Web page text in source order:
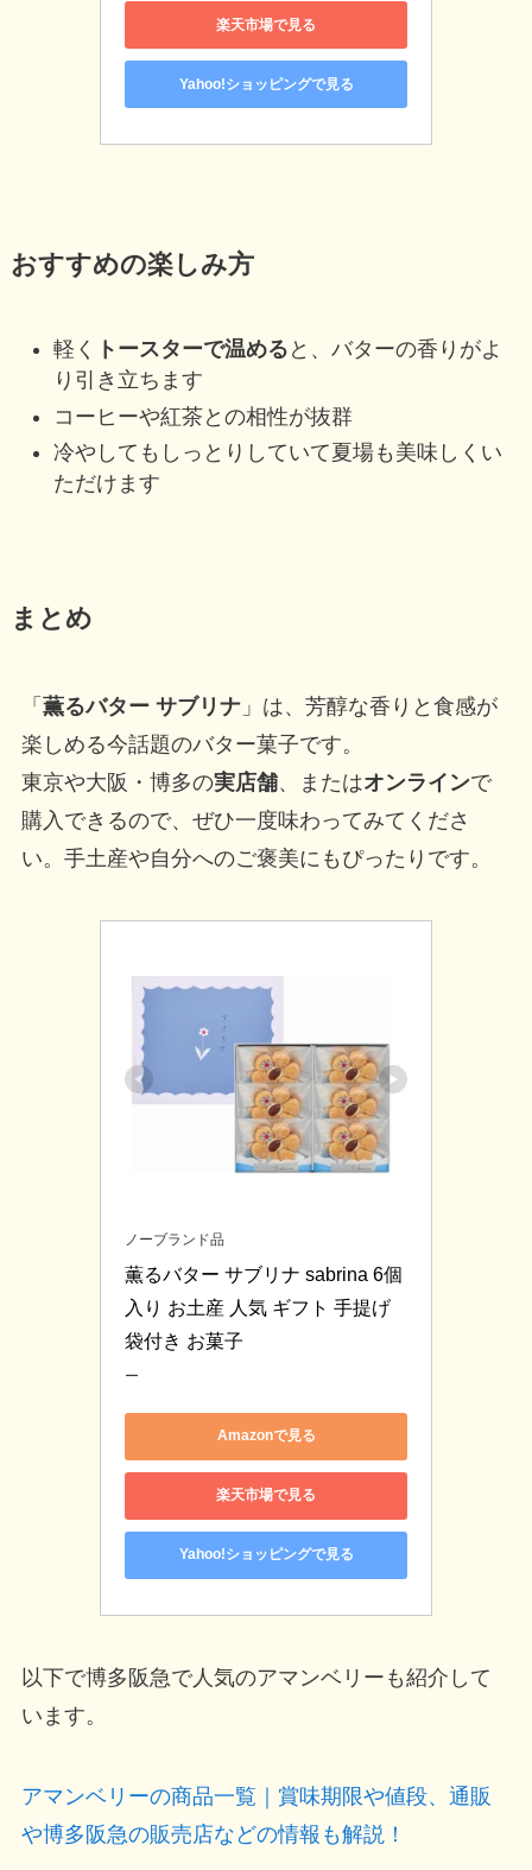
楽天市場で見る
Yahoo!ショッピングで見る
おすすめの楽しみ方
軽く トースターで温める と、バターの香りがよ
り引き立ちます
コーヒーや紅茶との相性が抜群
冷やしてもしっとりしていて夏場も美味しくい
ただけます
まとめ
「 薫るバター サブリナ」は、芳醇な香りと食感が
楽しめる今話題のバター菓子です。
東京や大阪・博多の実店舗、またはオンラインで
購入できるので、ぜひ一度味わってみてくださ
い。手土産や自分へのご褒美にもぴったりです。
ノーブランド品
薫るバター サブリナ sabrina 6個
入り お土産 人気 ギフト 手提げ
袋付き お菓子
ー
Amazonで見る
楽天市場で見る
Yahoo!ショッピングで見る
以下で博多阪急で人気のアマンベリーも紹介して
います。
アマンベリーの商品一覧｜賞味期限や値段、通販
や博多阪急の販売店などの情報も解説！